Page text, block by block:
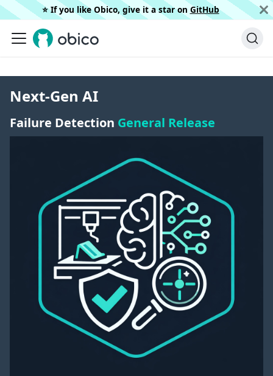
⭐️ If you like Obico, give it a star on GitHub
Next-Gen AI
Failure Detection General Release